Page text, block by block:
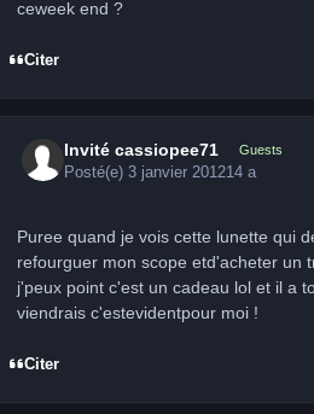
ceweek end ?
Citer
Invité cassiopee71 Guests
Posté(e)3 janvier 201214 a
Puree quand je vois cette lunette qui
refourguer mon scope etd'acheter un
j'peux point c'est un cadeau lol et il a
viendrais c'estevidentpour moi !
Citer